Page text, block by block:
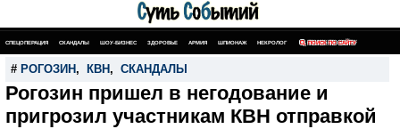
СПЕЦОПЕРАЦИЯ СКАНДАЛЫ ШОУ-БИЗНЕС ЗДОРОВЬЕ АРМИЯ ШПИОНАЖ НЕКРОЛОГ ПОИСК ПО САЙТУ
# РОГОЗИН , КВН , СКАНДАЛЫ
Рогозин пришел в негодование и
пригрозил участникам КВН отправкой